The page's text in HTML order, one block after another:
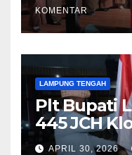
KOMENTAR
LAMPUNG TENGAH
Plt Bupati
445 JCH
Lamteng
APRIL 30, 2026